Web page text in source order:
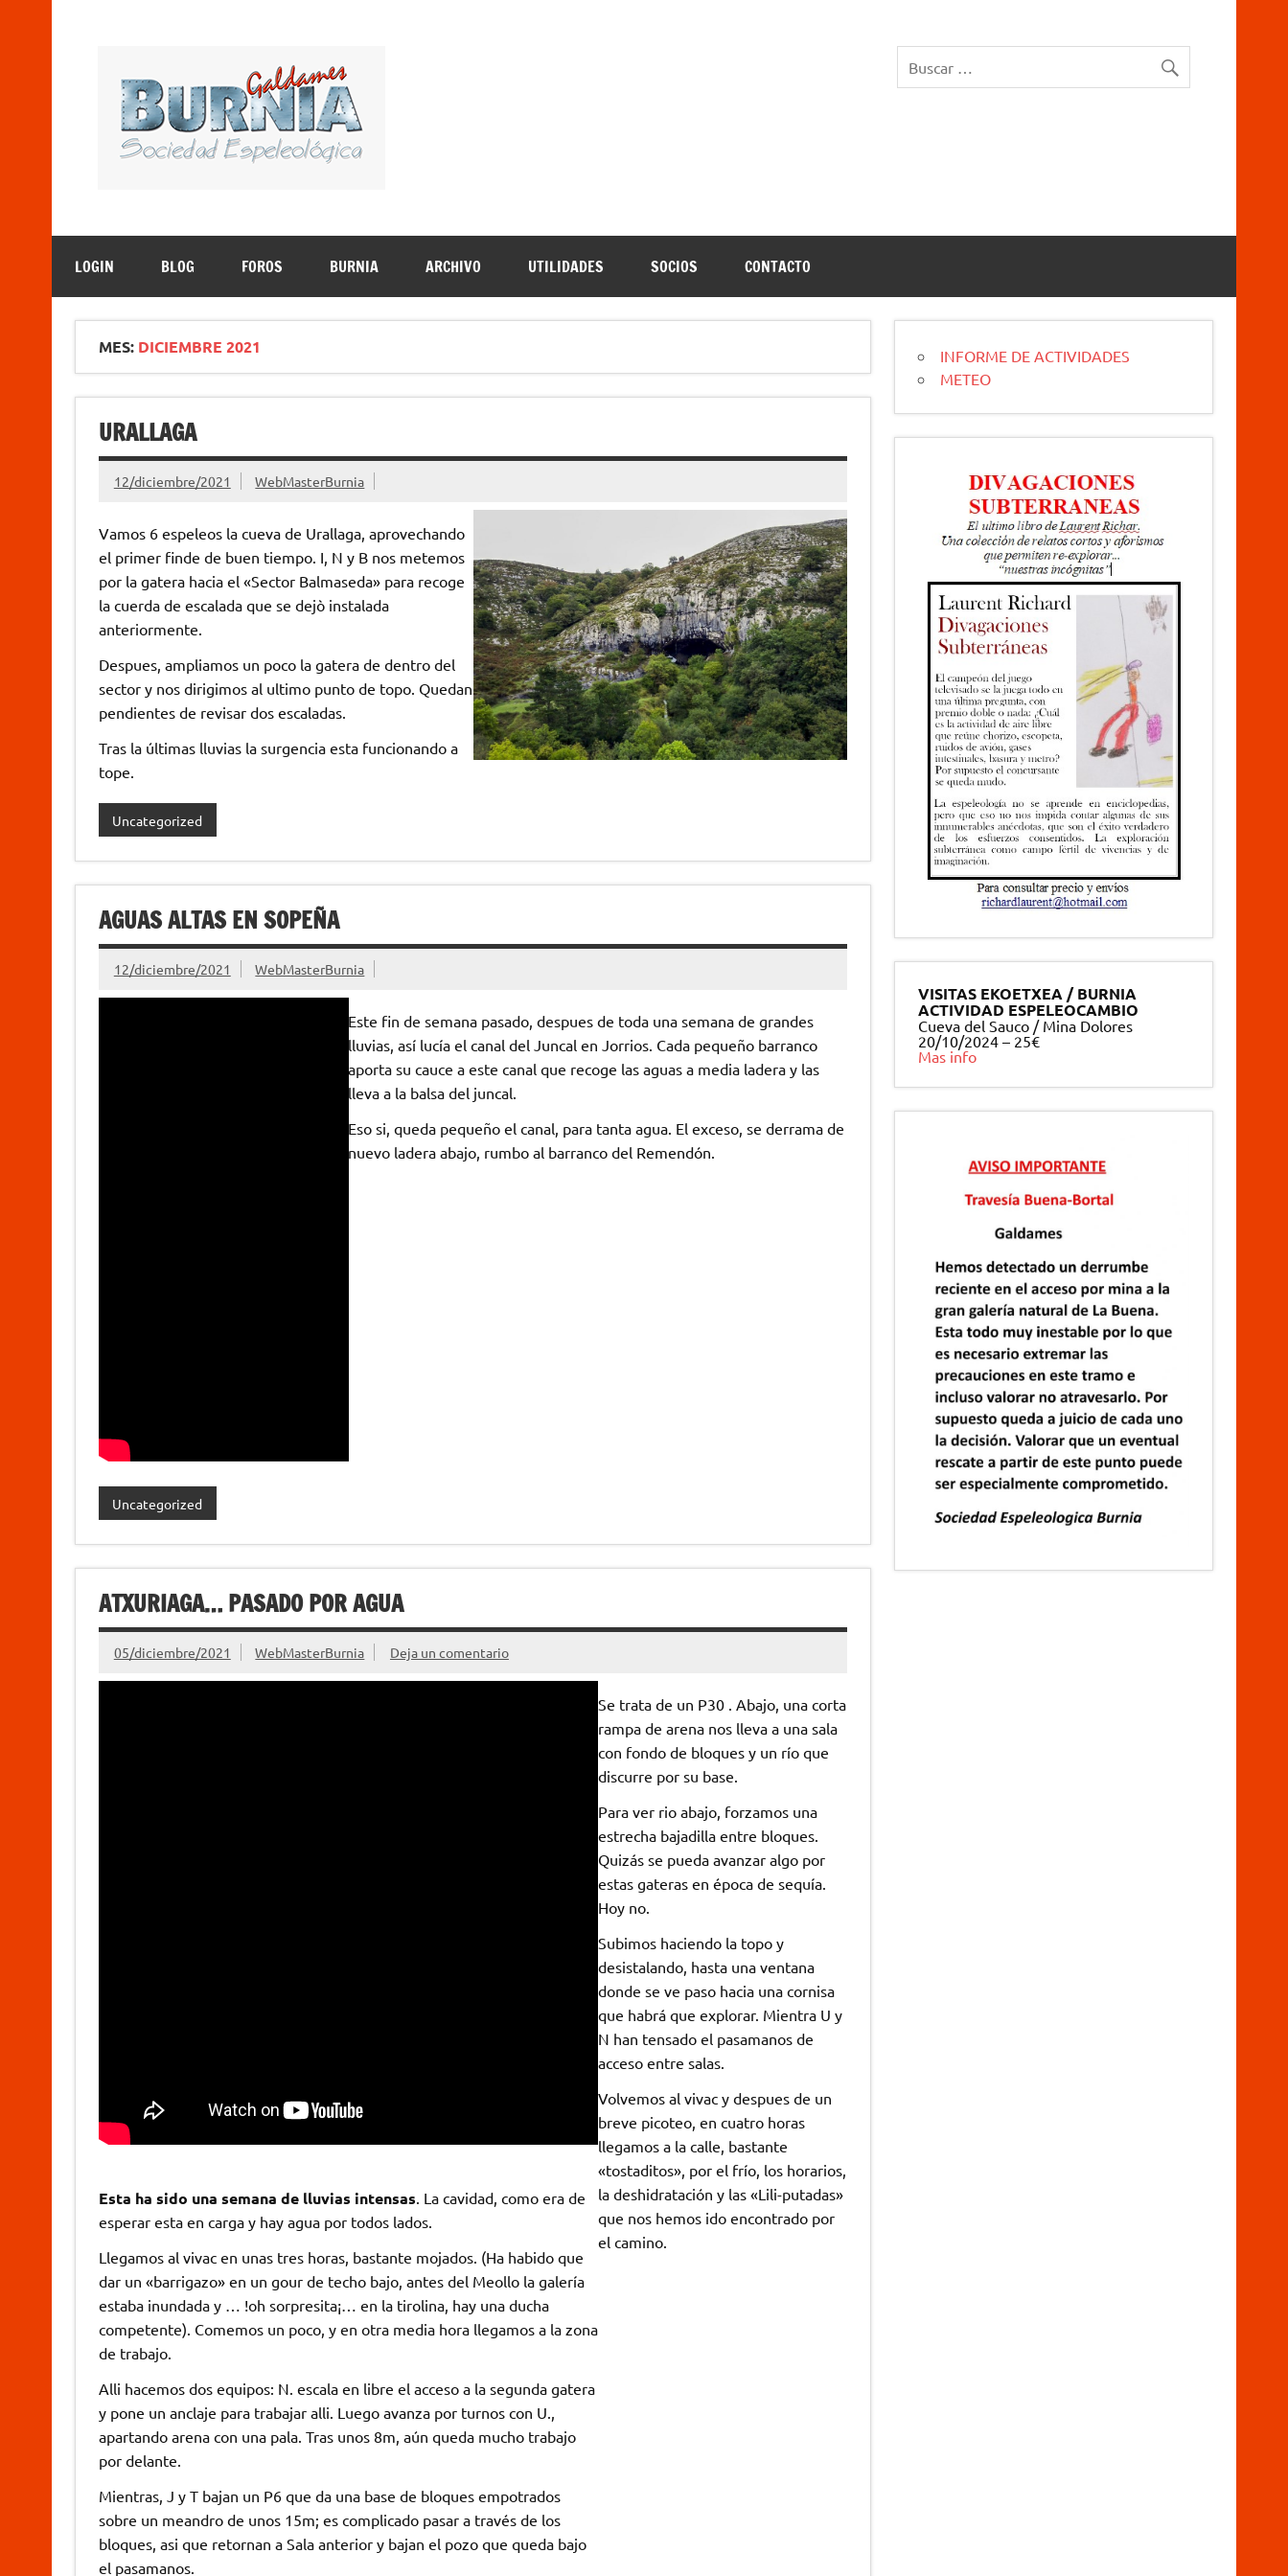
LOGIN BLOG FOROS BURNIA ARCHIVO UTILIDADES SOCIOS CONTACTO
MES: DICIEMBRE 2021
URALLAGA
12/diciembre/2021 WebMasterBurnia
Vamos 6 espeleos la cueva de Urallaga, aprovechando
el primer finde de buen tiempo. I, N y B nos metemos
por la gatera hacia el «Sector Balmaseda» para recoge
la cuerda de escalada que se dejò instalada
anteriormente.
Despues, ampliamos un poco la gatera de dentro del
sector y nos dirigimos al ultimo punto de topo. Quedan
pendientes de revisar dos escaladas.
Tras la últimas lluvias la surgencia esta funcionando a
tope.
Uncategorized
AGUAS ALTAS EN SOPEÑA
12/diciembre/2021 WebMasterBurnia
Este fin de semana pasado, despues de toda una semana de grandes
lluvias, así lucía el canal del Juncal en Jorrios. Cada pequeño barranco
aporta su cauce a este canal que recoge las aguas a media ladera y las
lleva a la balsa del juncal.
Eso si, queda pequeño el canal, para tanta agua. El exceso, se derrama de
nuevo ladera abajo, rumbo al barranco del Remendón.
Uncategorized
ATXURIAGA… PASADO POR AGUA
05/diciembre/2021 WebMasterBurnia Deja un comentario
Esta ha sido una semana de lluvias intensas. La cavidad, como era de
esperar esta en carga y hay agua por todos lados.
Llegamos al vivac en unas tres horas, bastante mojados. (Ha habido que
dar un «barrigazo» en un gour de techo bajo, antes del Meollo la galería
estaba inundada y … !oh sorpresita¡… en la tirolina, hay una ducha
competente). Comemos un poco, y en otra media hora llegamos a la zona
de trabajo.
Alli hacemos dos equipos: N. escala en libre el acceso a la segunda gatera
y pone un anclaje para trabajar alli. Luego avanza por turnos con U.,
apartando arena con una pala. Tras unos 8m, aún queda mucho trabajo
por delante.
Mientras, J y T bajan un P6 que da una base de bloques empotrados
sobre un meandro de unos 15m; es complicado pasar a través de los
bloques, asi que retornan a Sala anterior y bajan el pozo que queda bajo
el pasamanos.
Se trata de un P30 . Abajo, una corta
rampa de arena nos lleva a una sala
con fondo de bloques y un río que
discurre por su base.
Para ver rio abajo, forzamos una
estrecha bajadilla entre bloques.
Quizás se pueda avanzar algo por
estas gateras en época de sequía.
Hoy no.
Subimos haciendo la topo y
desistalando, hasta una ventana
donde se ve paso hacia una cornisa
que habrá que explorar. Mientra U y
N han tensado el pasamanos de
acceso entre salas.
Volvemos al vivac y despues de un
breve picoteo, en cuatro horas
llegamos a la calle, bastante
«tostaditos», por el frío, los horarios,
la deshidratación y las «Lili-putadas»
que nos hemos ido encontrado por
el camino.
INFORME DE ACTIVIDADES
METEO
VISITAS EKOETXEA / BURNIA
ACTIVIDAD ESPELEOCAMBIO
Cueva del Sauco / Mina Dolores
20/10/2024 – 25€
Mas info